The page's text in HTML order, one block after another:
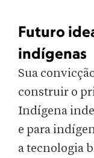
Futuro
indígenas
Sua
construir o
Indígena
e para
a tecnologia